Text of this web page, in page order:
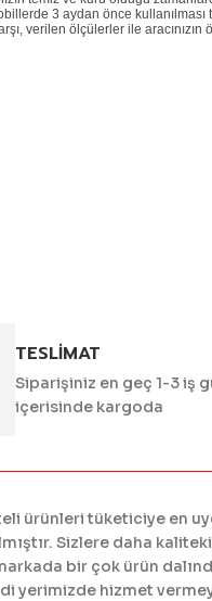
3 aydan önce kullanılması
verilen ölçülerler ile
TESLİMAT
Siparişiniz en geç 1-3 iş
içerisinde kargoda
ürünleri tüketiciye en
Sizlere daha
bir çok ürün
yerimizde hizmet